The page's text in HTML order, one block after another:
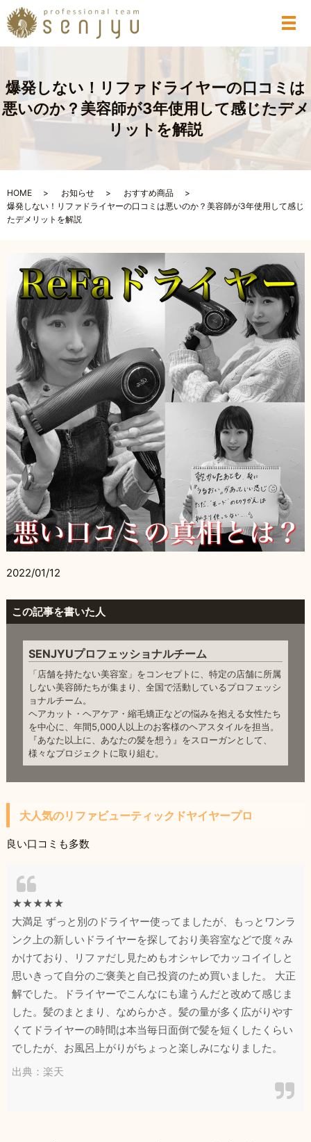
メ
爆発しない！リファドライヤーの口コミは
悪いのか？美容師が3年使用して感じたデメ
リットを解説
HOME お知らせ
おすすめ商品
爆発しない！リファドライヤーの口コミは悪いのか？美容師が3年使用して感じ
たデメリットを解説
2022/01/12
この記事を書いた人
SENJYUプロフェッショナルチーム
「店舗を持たない美容室」をコンセプトに、特定の店舗に所属
しない美容師たちが集まり、全国で活動しているプロフェッシ
ョナルチーム。
ヘアカット・ヘアケア・縮毛矯正などの悩みを抱える女性たち
を中心に、年間5,000人以上のお客様のヘアスタイルを担当。
『あなた以上に、あなたの髪を想う』をスローガンとして、
様々なプロジェクトに取り組む。
大人気のリファビューティックドヤイヤープロ
良い口コミも多数
★★★★★
大満足 ずっと別のドライヤー使ってましたが、もっとワンラ
ンク上の新しいドライヤーを探しており美容室などで度々み
かけており、リファだし見ためもオシャレでカッコイイしと
思いきって自分のご褒美と自己投資のため買いました。 大正
解でした。ドライヤーでこんなにも違うんだと改めて感じま
した。髪のまとまり、なめらかさ。髪の量が多く広がりやす
くてドライヤーの時間は本当毎日面倒で髪を短くしたくらい
でしたが、お風呂上がりがちょっと楽しみになりました。
出典：楽天